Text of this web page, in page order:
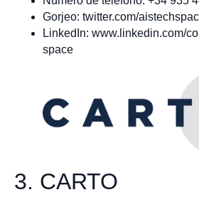
Gorjeo: twitter.com/
LinkedIn: www.linkedin.com/
space
3. CARTO